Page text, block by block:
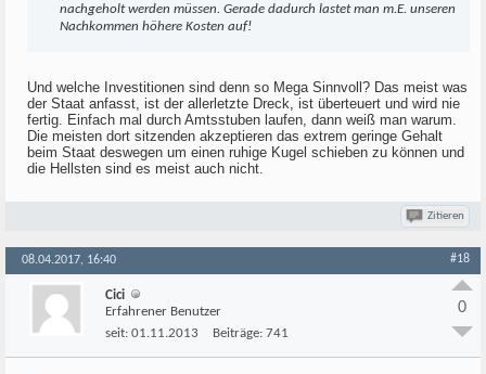
nachgeholt werden müssen. Gerade dadurch lastet man m.E. unseren
Nachkommen höhere Kosten auf!
Und welche Investitionen sind denn so Mega Sinnvoll? Das meist was
der Staat anfasst, ist der allerletzte Dreck, ist überteuert und wird nie
fertig. Einfach mal durch Amtsstuben laufen, dann weiß man warum.
Die meisten dort sitzenden akzeptieren das extrem geringe Gehalt
beim Staat deswegen um einen ruhige Kugel schieben zu können und
die Hellsten sind es meist auch nicht.
Zitieren
08.04.2017, 16:40 #18
Cici
Erfahrener Benutzer
seit: 01.11.2013 Beiträge: 741
0